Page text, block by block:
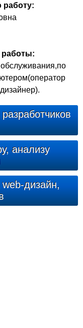
работу:
работы:
анализу
дизайн,